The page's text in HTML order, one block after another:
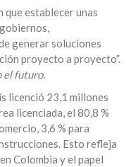
establecer unas
generar soluciones
proyecto a proyecto”.
el futuro.
licenció 23,1 millones
licenciada, el 80,8 %
3,6 % para
Esto refleja
Colombia y el papel